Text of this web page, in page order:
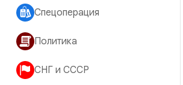
Спецоперация
Политика
СНГ и СССР